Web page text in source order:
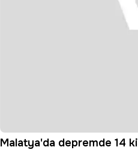
Malatya'da depremde 14